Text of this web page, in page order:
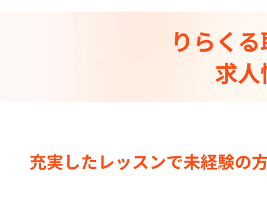
セラピストストーリー⼀覧
トレーニング制度
セラピスト募集中の店舗検索
りらくる
求
充実したレッスンで未経験の